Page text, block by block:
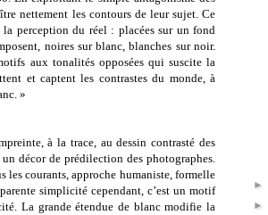
nettement les contours de leur sujet. Ce
la perception du réel : placées sur un fond
noires sur blanc, blanches sur noir.
aux tonalités opposées qui suscite la
et captent les contrastes du monde, à
»
à la trace, au dessin contrasté des
décor de prédilection des photographes.
les courants, approche humaniste, formelle
simplicité cependant, c’est un motif
La grande étendue de blanc modifie la
►
►